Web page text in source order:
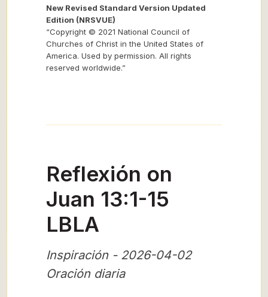
New Revised Standard Version Updated
Edition (NRSVUE)
“Copyright © 2021 National Council of
Churches of Christ in the United States of
America. Used by permission. All rights
reserved worldwide.”
Reflexión on
Juan 13:1-15
LBLA
Inspiración - 2026-04-02
Oración diaria